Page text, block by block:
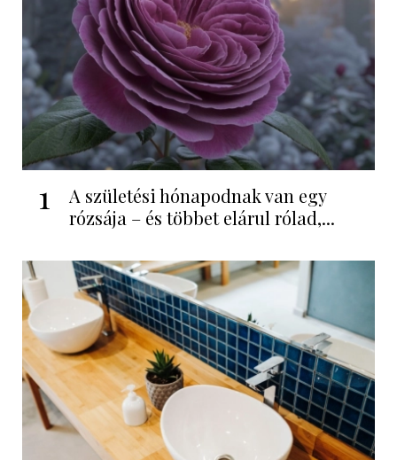
1
A születési hónapodnak van egy
rózsája – és többet elárul rólad,...